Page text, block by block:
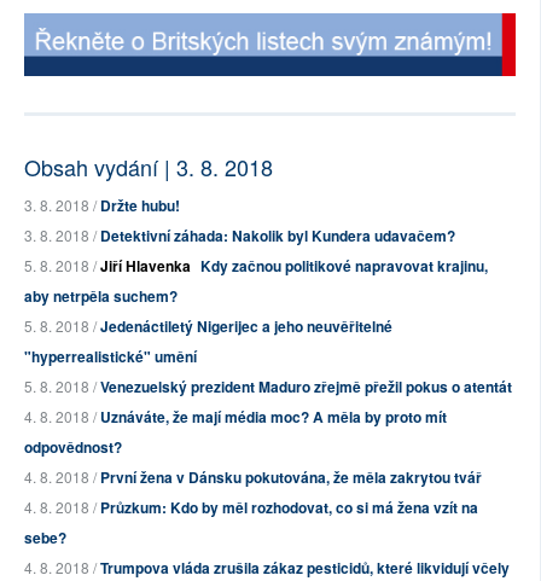
Obsah vydání | 3. 8. 2018
3. 8. 2018 /Držte hubu!
3. 8. 2018 /Detektivní záhada: Nakolik byl Kundera udavačem?
5. 8. 2018 /Jiří Hlavenka Kdy začnou politikové napravovat krajinu,
aby netrpěla suchem?
5. 8. 2018 /Jedenáctiletý Nigerijec a jeho neuvěřitelné
"hyperrealistické" umění
5. 8. 2018 /Venezuelský prezident Maduro zřejmě přežil pokus o atentát
4. 8. 2018 /Uznáváte, že mají média moc? A měla by proto mít
odpovědnost?
4. 8. 2018 /První žena v Dánsku pokutována, že měla zakrytou tvář
4. 8. 2018 /Průzkum: Kdo by měl rozhodovat, co si má žena vzít na
sebe?
4. 8. 2018 /Trumpova vláda zrušila zákaz pesticidů, které likvidují včely